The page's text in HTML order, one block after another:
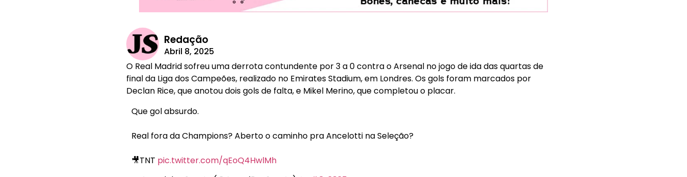
Redação
Abril 8, 2025
O Real Madrid sofreu uma derrota contundente por 3 a 0 contra o Arsenal no jogo de ida das quartas de
final da Liga dos Campeões, realizado no Emirates Stadium, em Londres. Os gols foram marcados por
Declan Rice, que anotou dois gols de falta, e Mikel Merino, que completou o placar.
Que gol absurdo.
Real fora da Champions? Aberto o caminho pra Ancelotti na Seleção?
🎥TNT pic.twitter.com/qEoQ4HwlMh